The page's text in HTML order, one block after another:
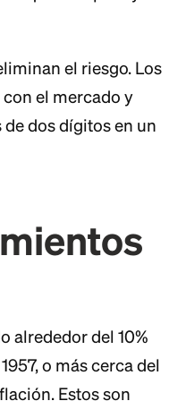
el riesgo. Los
el mercado y
dos dígitos en un
alrededor del 10%
o más cerca del
Estos son